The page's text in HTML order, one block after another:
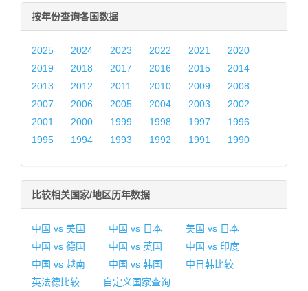
按年份查询各国数据
2025 2024 2023 2022 2021
2020
2019
2018 2017 2016 2015
2014
2013
2012 2011 2010 2009
2008
2007
2006 2005 2004 2003
2002
2001
2000 1999 1998 1997
1996
1995
1994 1993 1992 1991 1990
比较相关国家/地区历年数据
中国 vs 美国 中国 vs 日本
美国 vs 日本
中国 vs 德国
中国 vs 英国
中国 vs 印度
中国 vs 越南
中国 vs 韩国
中日韩比较
英法德比较
自定义国家查询...